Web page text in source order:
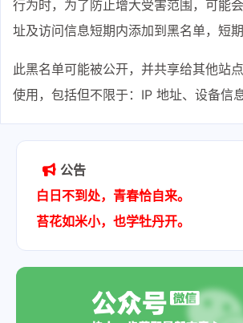
行为时，为了防止增大受害范围，可能
址及访问信息短期内添加到黑名单，短期
此黑名单可能被公开，并共享给其他站
使用，包括但不限于：IP 地址、设备信
公告
白日不到处，青春恰自来。
苔花如米小，也学牡丹开。